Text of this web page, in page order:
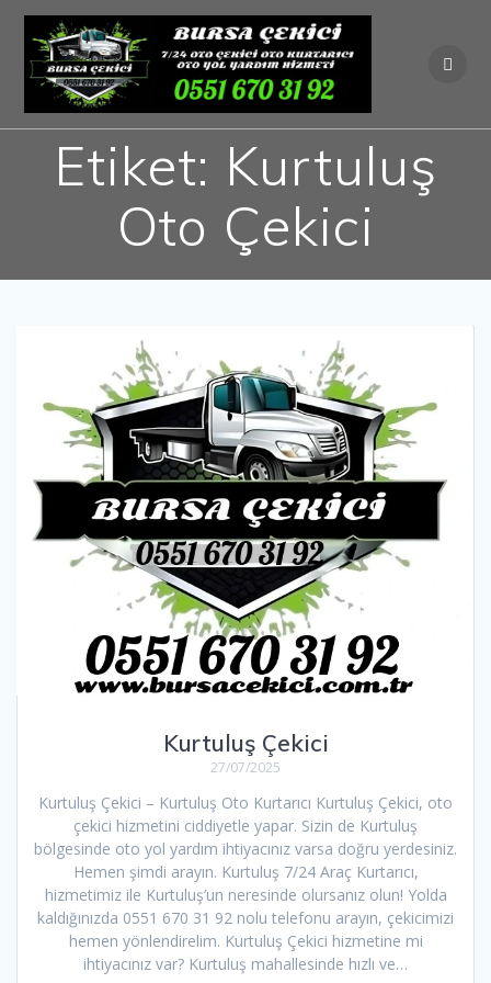
Skip
to
content
Etiket: Kurtuluş
Oto Çekici
Kurtuluş Çekici
27/07/2025
Kurtuluş Çekici – Kurtuluş Oto Kurtarıcı Kurtuluş Çekici, oto
çekici hizmetini ciddiyetle yapar. Sizin de Kurtuluş
bölgesinde oto yol yardım ihtiyacınız varsa doğru yerdesiniz.
Hemen şimdi arayın. Kurtuluş 7/24 Araç Kurtarıcı,
hizmetimiz ile Kurtuluş’un neresinde olursanız olun! Yolda
kaldığınızda 0551 670 31 92 nolu telefonu arayın, çekicimizi
hemen yönlendirelim. Kurtuluş Çekici hizmetine mi
ihtiyacınız var? Kurtuluş mahallesinde hızlı ve…